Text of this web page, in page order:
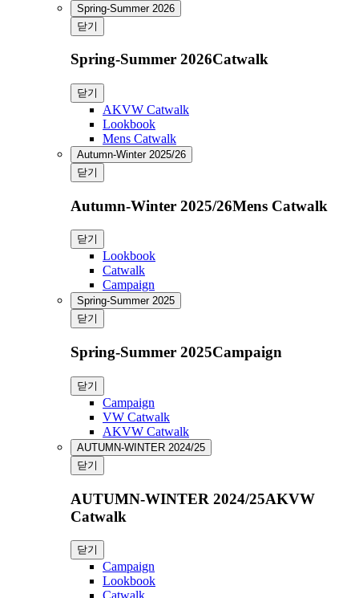
Spring-Summer 2026
닫기
Spring-Summer 2026Catwalk
닫기
AKVW Catwalk
Lookbook
Mens Catwalk
Autumn-Winter 2025/26
닫기
Autumn-Winter 2025/26Mens Catwalk
닫기
Lookbook
Catwalk
Campaign
Spring-Summer 2025
닫기
Spring-Summer 2025Campaign
닫기
Campaign
VW Catwalk
AKVW Catwalk
AUTUMN-WINTER 2024/25
닫기
AUTUMN-WINTER 2024/25AKVW
Catwalk
닫기
Campaign
Lookbook